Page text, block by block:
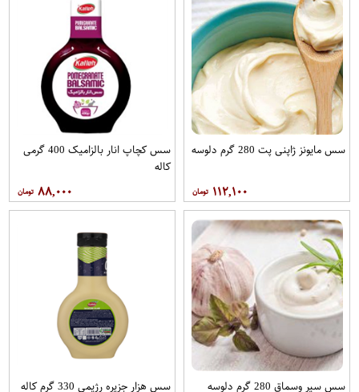
سس مایونز ژاپنی پت 280 گرم دلوسه
۱۱۲,۱۰۰
سس کچاپ انار بالزامیک 400 گرمی
کاله
۸۸,۰۰۰
سس سیر وسماق 280 گرم دلوسه سس هزار جزیره رژیمی 330 گرم کاله